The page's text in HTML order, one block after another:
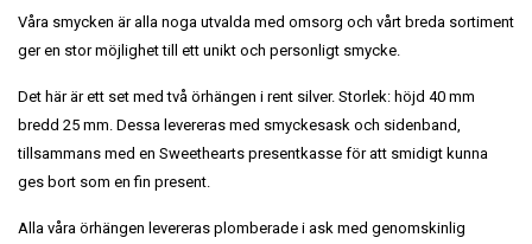
Våra smycken är alla noga utvalda med omsorg och vårt breda sortiment
ger en stor möjlighet till ett unikt och personligt smycke.
Det här är ett set med två örhängen i rent silver. Storlek: höjd 40 mm
bredd 25 mm. Dessa levereras med smyckesask och sidenband,
tillsammans med en Sweethearts presentkasse för att smidigt kunna
ges bort som en fin present.
Alla våra örhängen levereras plomberade i ask med genomskinlig